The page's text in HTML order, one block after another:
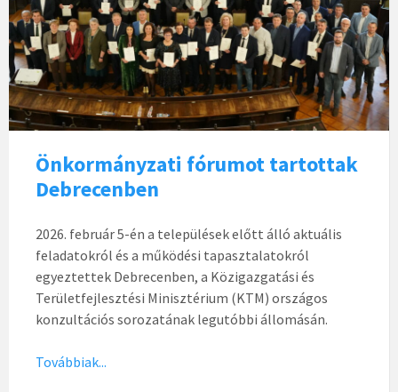
Önkormányzati fórumot tartottak
Debrecenben
2026. február 5-én a települések előtt álló aktuális
feladatokról és a működési tapasztalatokról
egyeztettek Debrecenben, a Közigazgatási és
Területfejlesztési Minisztérium (KTM) országos
konzultációs sorozatának legutóbbi állomásán.
Továbbiak...